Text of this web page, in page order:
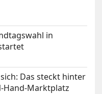
in
Das steckt hinter
Hand-Marktplatz